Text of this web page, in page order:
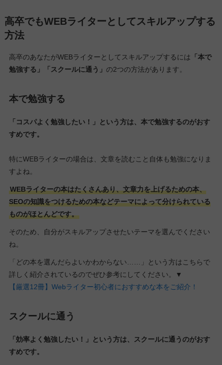
高卒でもWEBライターとしてスキルアップする
方法
高卒のあなたがWEBライターとしてスキルアップするには 「本で
勉強する」「スクールに通う」 の2つの方法があります。
本で勉強する
「コスパよく勉強したい！」という方は、本で勉強するのがおす
すめです。
特にWEBライターの場合は、文章を読むこと自体も勉強になりま
すよね。
WEBライターの本はたくさんあり、文章力を上げるための本、
SEOの知識をつけるための本などテーマによって分けられている
ものがほとんどです。
そのため、自分がスキルアップさせたいテーマを選んでください
ね。
「どの本を選んだらよいかわからない……」という方はこちらで
詳しく紹介されているのでぜひ参考にしてください。▼
【厳選12冊】Webライター初心者におすすめな本をご紹介！
スクールに通う
「効率よく勉強したい！」という方は、スクールに通うのがおす
すめです。